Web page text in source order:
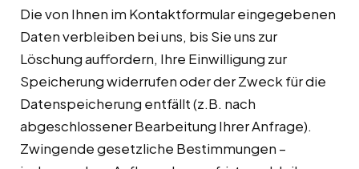
Die von Ihnen im Kontaktformular eingegebenen
Daten verbleiben bei uns, bis Sie uns zur
Löschung auffordern, Ihre Einwilligung zur
Speicherung widerrufen oder der Zweck für die
Datenspeicherung entfällt (z.B. nach
abgeschlossener Bearbeitung Ihrer Anfrage).
Zwingende gesetzliche Bestimmungen –